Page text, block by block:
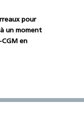
pour
un moment
en